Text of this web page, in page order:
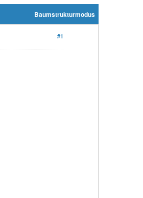
Baumstrukturmodus
#1